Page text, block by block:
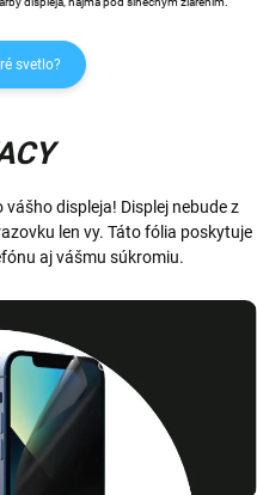
svetlo?
displeja! Displej nebude z
len vy. Táto fólia poskytuje
aj vášmu súkromiu.